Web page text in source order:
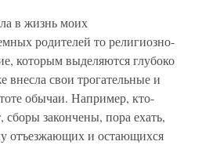
в жизнь моих
родителей то религиозно-
которым выделяются глубоко
свои трогательные и
обычаи. Например, кто-
сборы закончены, пора ехать,
отъезжающих и остающихся